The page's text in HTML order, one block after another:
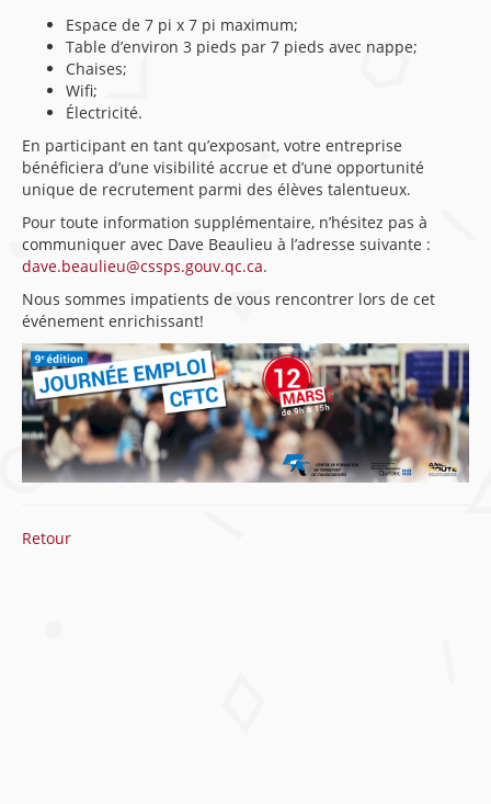
Espace de 7 pi x 7 pi maximum;
Table d’environ 3 pieds par 7 pieds avec nappe;
Chaises;
Wifi;
Électricité.
En participant en tant qu’exposant, votre entreprise
bénéficiera d’une visibilité accrue et d’une opportunité
unique de recrutement parmi des élèves talentueux.
Pour toute information supplémentaire, n’hésitez pas à
communiquer avec Dave Beaulieu à l’adresse suivante :
dave.beaulieu@cssps.gouv.qc.ca.
Nous sommes impatients de vous rencontrer lors de cet
événement enrichissant!
Retour